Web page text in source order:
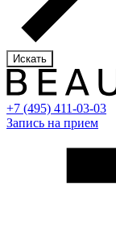
Искать
+7 (495) 411-03-03
Запись на прием